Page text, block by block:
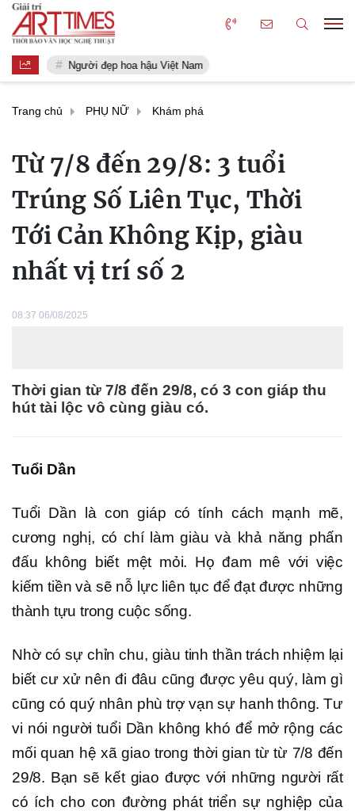
Người đẹp hoa hậu Việt Nam
Trang chủ PHỤ NỮ Khám phá
Từ 7/8 đến 29/8: 3 tuổi
Trúng Số Liên Tục, Thời
Tới Cản Không Kịp, giàu
nhất vị trí số 2
08:37 06/08/2025
Thời gian từ 7/8 đến 29/8, có 3 con giáp thu
hút tài lộc vô cùng giàu có.
Tuổi Dần
Tuổi Dần là con giáp có tính cách mạnh mẽ,
cương nghị, có chí làm giàu và khả năng phấn
đấu không biết mệt mỏi. Họ đam mê với việc
kiếm tiền và sẽ nỗ lực liên tục để đạt được những
thành tựu trong cuộc sống.
Nhờ có sự chỉn chu, giàu tinh thần trách nhiệm lại
biết cư xử nên đi đâu cũng được yêu quý, làm gì
cũng có quý nhân phù trợ vạn sự hanh thông. Tư
vi nói người tuổi Dần không khó để mở rộng các
mối quan hệ xã giao trong thời gian từ từ 7/8 đến
29/8. Bạn sẽ kết giao được với những người rất
có ích cho con đường phát triển sự nghiệp của